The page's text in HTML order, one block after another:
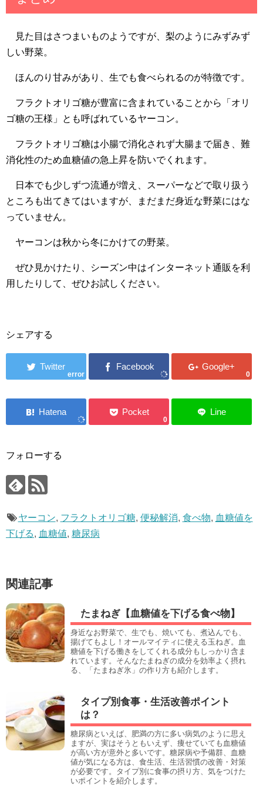
見た目はさつまいものようですが、梨のようにみずみず
しい野菜。
ほんのり甘みがあり、生でも食べられるのが特徴です。
フラクトオリゴ糖が豊富に含まれていることから「オリ
ゴ糖の王様」とも呼ばれているヤーコン。
フラクトオリゴ糖は小腸で消化されず大腸まで届き、難
消化性のため血糖値の急上昇を防いでくれます。
日本でも少しずつ流通が増え、スーパーなどで取り扱う
ところも出てきてはいますが、まだまだ身近な野菜にはな
っていません。
ヤーコンは秋から冬にかけての野菜。
ぜひ見かけたり、シーズン中はインターネット通販を利
用したりして、ぜひお試しください。
シェアする
error 0
0
フォローする
ヤーコン, フラクトオリゴ糖, 便秘解消, 食べ物, 血糖値を
下げる, 血糖値, 糖尿病
関連記事
たまねぎ【血糖値を下げる食べ物】
身近なお野菜で、生でも、焼いても、煮込んでも、
揚げてもよし！オールマイティに使える玉ねぎ。血
糖値を下げる働きをしてくれる成分もしっかり含ま
れています。そんなたまねぎの成分を効率よく摂れ
る、「たまねぎ氷」の作り方も紹介します。
タイプ別食事・生活改善ポイント
は？
糖尿病といえば、肥満の方に多い病気のように思え
ますが、実はそうともいえず、痩せていても血糖値
が高い方が意外と多いです。糖尿病や予備群、血糖
値が気になる方は、食生活、生活習慣の改善・対策
が必要です。タイプ別に食事の摂り方、気をつけた
いポイントを紹介します。